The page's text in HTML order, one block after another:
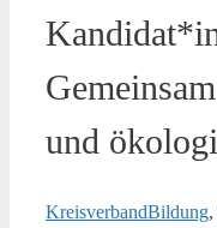
und
KreisverbandBildung,